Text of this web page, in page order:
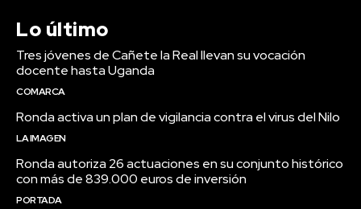
Lo último
Tres jóvenes de Cañete la Real llevan su vocación
docente hasta Uganda
COMARCA
Ronda activa un plan de vigilancia contra el virus del Nilo
LA IMAGEN
Ronda autoriza 26 actuaciones en su conjunto histórico
con más de 839.000 euros de inversión
PORTADA